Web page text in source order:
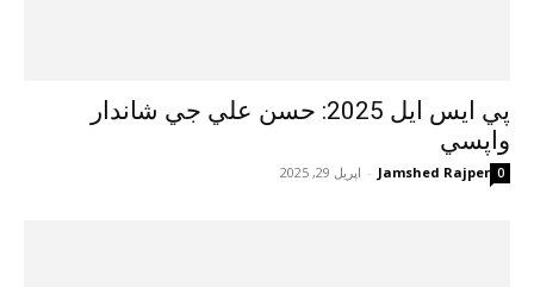
پي ايس ايل 2025: حسن علي جي شاندار
واپسي
Jamshed Rajper
- اپريل 29, 2025 0